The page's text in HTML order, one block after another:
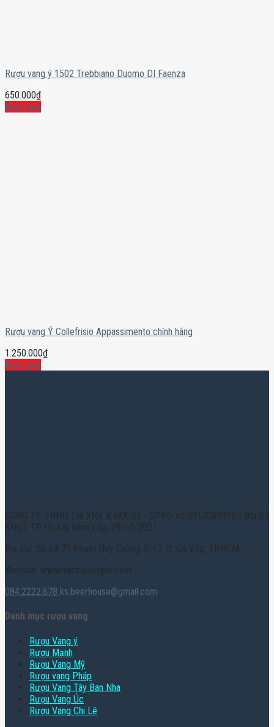
Rượu vang ý 1502 Trebbiano Duomo DI Faenza
650.000₫
Mua ngay
Rượu vang Ý Collefrisio Appassimento chính hãng
1.250.000₫
Mua ngay
CÔNG TY TNHH TM XNK K HOUSE - GPKD số 0317003916 | Bởi Sở
KHĐT TP. Hồ Chí Minh cấp: 29/10/2021
Địa chỉ: Số 69-71 Phạm Huy Thông, P. 17, Q. Gò Vấp, TPHCM
Website: www.hamruoungon.com
084.2222.678 ks.beerhouse@gmail.com
Danh mục rượu vang
Rượu Vang ý
Rượu Mạnh
Rượu Vang Mỹ
Rượu vang Pháp
Rượu Vang Tây Ban Nha
Rượu Vang Úc
Rượu Vang Chi Lê